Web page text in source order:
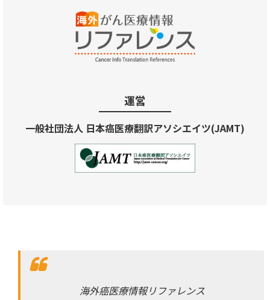
運営
一般社団法人 日本癌医療翻訳アソシエイツ(JAMT)
海外癌医療情報リファレンス